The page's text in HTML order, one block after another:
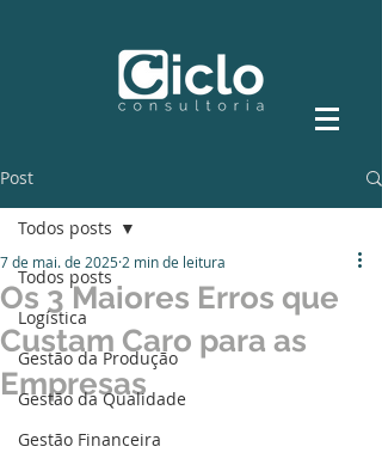
Post
Todos posts
Logística
Gestão da Produção
Gestão da Qualidade
Gestão Financeira
Todos posts
Os 3 Maiores Erros que
Custam Caro para as
Empresas
7 de mai. de 2025 2 min de leitura